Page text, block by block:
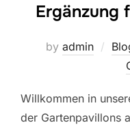
Ergänzung
by admin
Willkommen in
der Gartenpavillons